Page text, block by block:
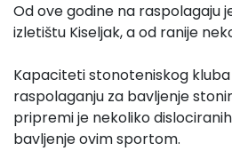
Od ove godine na raspolagaju
izletištu Kiseljak, a od ranije
Kapaciteti stonoteniskog kluba
raspolaganju za bavljenje
pripremi je nekoliko
bavljenje ovim sportom.